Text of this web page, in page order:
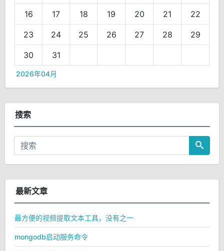
16 17 18 19 20 21 22
23 24 25 26 27 28 29
30 31
2026年04月
搜索
最新文章
最方便的视频提取文本工具，没有之一
mongodb启动服务命令